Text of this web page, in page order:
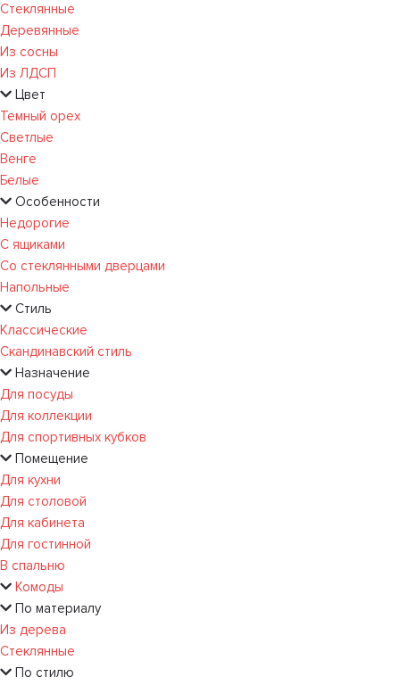
Стеклянные
Деревянные
Из сосны
Из ЛДСП
Цвет
Темный орех
Светлые
Венге
Белые
Особенности
Недорогие
С ящиками
Со стеклянными дверцами
Напольные
Стиль
Классические
Скандинавский стиль
Назначение
Для посуды
Для коллекции
Для спортивных кубков
Помещение
Для кухни
Для столовой
Для кабинета
Для гостинной
В спальню
Комоды
По материалу
Из дерева
Стеклянные
По стилю